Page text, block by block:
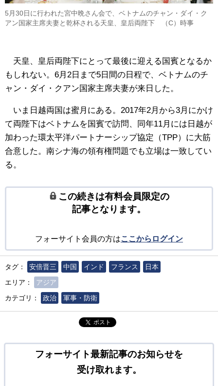
5月30日に行われた宮中晩さん会で、ベトナムのチャン・ダイ・ク
アン国家主席夫妻と乾杯される天皇、皇后両陛下 （C）時事
天皇、皇后両陛下にとって最後に迎える国賓となるか
もしれない。6月2日まで5日間の日程で、ベトナムのチ
ャン・ダイ・クアン国家主席夫妻が来日した。
いま日越両国は蜜月にある。2017年2月から3月にかけ
て両陛下はベトナムを国賓で訪問、同年11月には日越が
加わった環太平洋パートナーシップ協定（TPP）に大筋
合意した。南シナ海の領有権問題でも立場は一致してい
る。
この続きは有料会員限定の
記事となります。
フォーサイト会員の方はここからログイン
タグ： 安倍晋三 中国 インド フランス
日本
エリア：
アジア
カテゴリ：
政治 軍事・防衛
ポスト
フォーサイト最新記事のお知らせを
受け取れます。